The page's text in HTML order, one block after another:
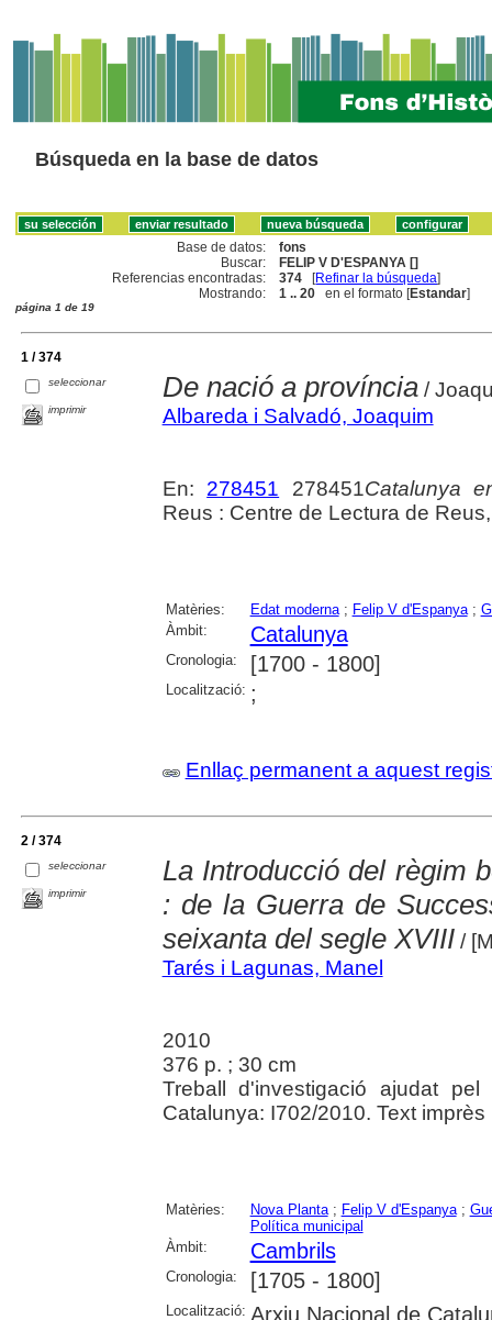
Búsqueda en la base de datos
Base de datos:
fons
Buscar:
FELIP V D'ESPANYA []
Referencias encontradas:
374 [Refinar la búsqueda]
Mostrando:
1 .. 20 en el formato [Estandar]
página 1 de 19
1 / 374
seleccionar
imprimir
De nació a província/
Albareda i Salvadó, Joaquim
En: 278451 278451Catalunya
Reus : Centre de Lectura de
Matèries: Edat moderna; Felip V d'Espanya;
Àmbit:
Catalunya
Cronologia: [1700 - 1800]
Localització: ;
Enllaç permanent a aquest
2 / 374
seleccionar
imprimir
La Introducció del règim
: de la Guerra de
seixanta del segle XVIII /
Tarés i Lagunas, Manel
2010
376 p. ; 30 cm
Treball d'investigació ajudat
Catalunya: I702/2010. Text
Matèries: Nova Planta; Felip V d'Espanya;
Política municipal
Àmbit:
Cambrils
Cronologia: [1705 - 1800]
Localització: Arxiu Nacional de